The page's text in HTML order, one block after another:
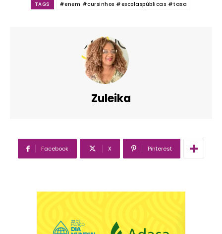
TAGS #enem #cursinhos #escolaspúblicas #taxa
Zuleika
Facebook X Pinterest